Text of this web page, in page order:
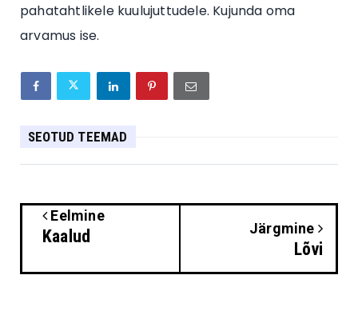
pahatahtlikele kuulujuttudele. Kujunda oma
arvamus ise.
SEOTUD TEEMAD
Eelmine
Kaalud Järgmine
Lõvi